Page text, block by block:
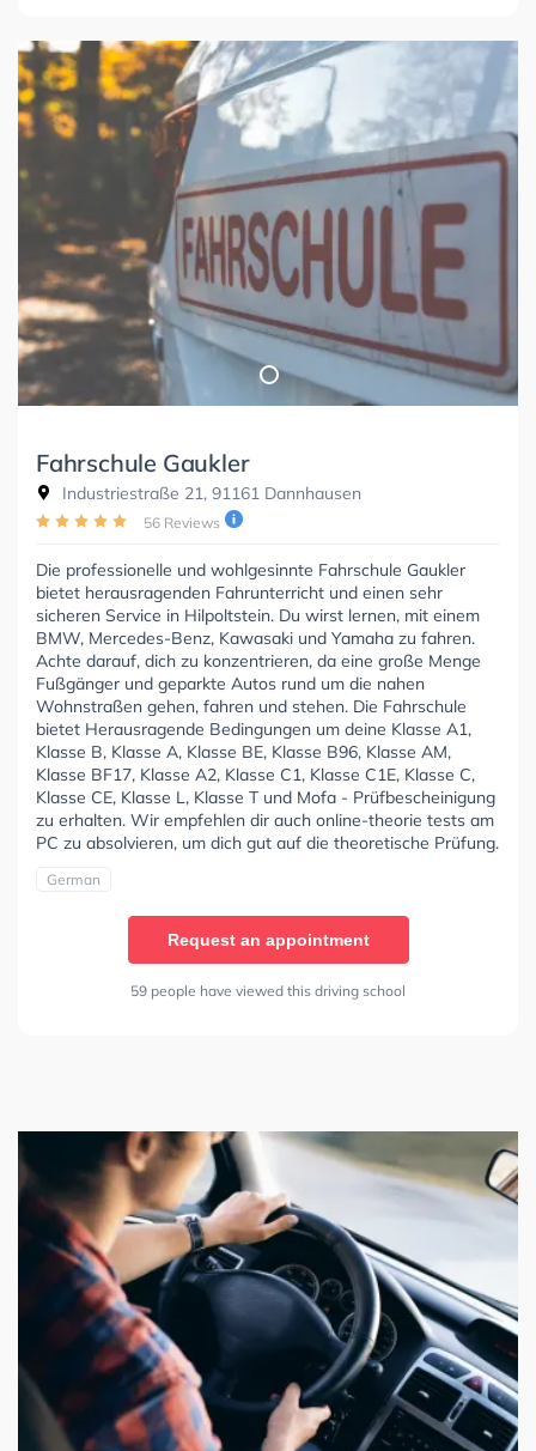
Fahrschule Gaukler
Industriestraße 21, 91161 Dannhausen
56 Reviews
Die professionelle und wohlgesinnte Fahrschule Gaukler
bietet herausragenden Fahrunterricht und einen sehr
sicheren Service in Hilpoltstein. Du wirst lernen, mit einem
BMW, Mercedes-Benz, Kawasaki und Yamaha zu fahren.
Achte darauf, dich zu konzentrieren, da eine große Menge
Fußgänger und geparkte Autos rund um die nahen
Wohnstraßen gehen, fahren und stehen. Die Fahrschule
bietet Herausragende Bedingungen um deine Klasse A1,
Klasse B, Klasse A, Klasse BE, Klasse B96, Klasse AM,
Klasse BF17, Klasse A2, Klasse C1, Klasse C1E, Klasse C,
Klasse CE, Klasse L, Klasse T und Mofa - Prüfbescheinigung
zu erhalten. Wir empfehlen dir auch online-theorie tests am
PC zu absolvieren, um dich gut auf die theoretische Prüfung.
German
Request an appointment
59 people have viewed this driving school